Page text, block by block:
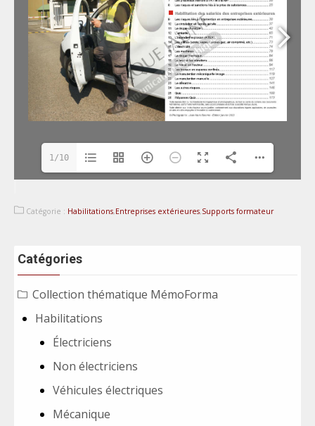
1/10
Catégorie : Habilitations,Entreprises extérieures,Supports formateur
Catégories
Collection thématique MémoForma
Habilitations
Électriciens
Non électriciens
Véhicules électriques
Mécanique